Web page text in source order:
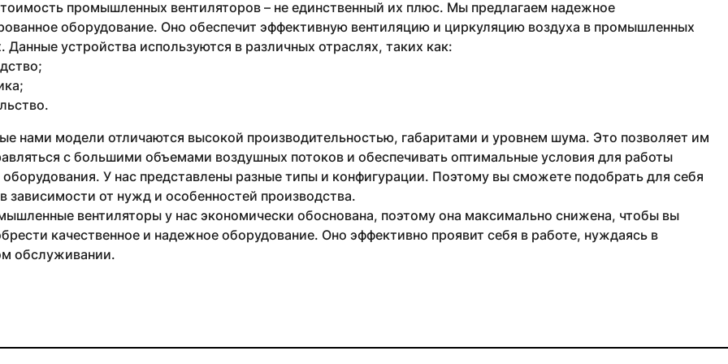
промышленных вентиляторов – не единственный их плюс. Мы предлагаем надежное
оборудование. Оно обеспечит эффективную вентиляцию и циркуляцию воздуха в промышленных
Данные устройства используются в различных отраслях, таких как:
нами модели отличаются высокой производительностью, габаритами и уровнем шума. Это позволяет им
с большими объемами воздушных потоков и обеспечивать оптимальные условия для работы
оборудования. У нас представлены разные типы и конфигурации. Поэтому вы сможете подобрать для себя
зависимости от нужд и особенностей производства.
вентиляторы у нас экономически обоснована, поэтому она максимально снижена, чтобы вы
качественное и надежное оборудование. Оно эффективно проявит себя в работе, нуждаясь в
обслуживании.